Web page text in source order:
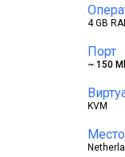
4 GB
Порт
~ 150
KVM